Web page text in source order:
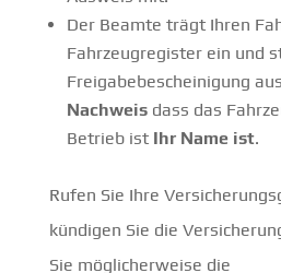
Der Beamte trägt Ihren
Fahrzeugregister ein und
Freigabebescheinigung
Nachweisdass das
Betrieb ist Ihr Name ist.
Rufen Sie Ihre
kündigen Sie die
Sie möglicherweise die